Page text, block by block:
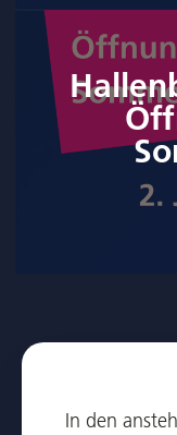
In den